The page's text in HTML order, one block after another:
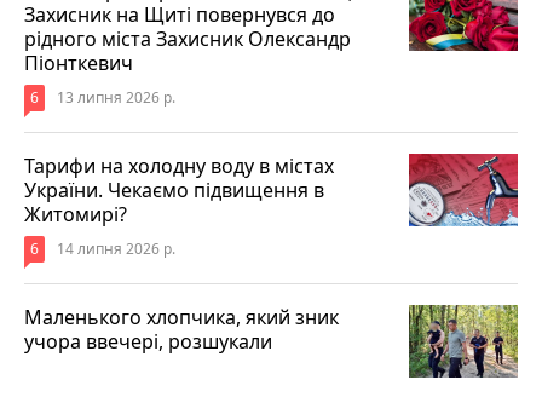
Захисник на Щиті повернувся до
рідного міста Захисник Олександр
Піонткевич
6 13 липня 2026 р.
Тарифи на холодну воду в містах
України. Чекаємо підвищення в
Житомирі?
6 14 липня 2026 р.
Маленького хлопчика, який зник
учора ввечері, розшукали